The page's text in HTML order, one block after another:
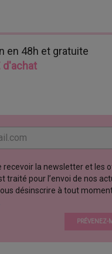
en 48h et gratuite
d'achat
recevoir la newsletter et les
traité pour l’envoi de nos
désinscrire à tout
PRÉVENEZ-